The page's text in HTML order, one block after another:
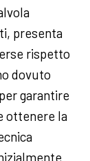
presenta
rispetto
dovuto
garantire
ottenere la